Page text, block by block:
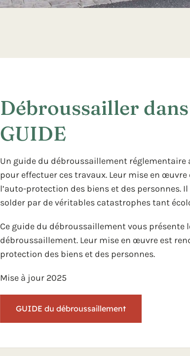
Débroussailler
GUIDE
Un guide du débroussaillement réglementaire
pour effectuer ces travaux. Leur mise en
l’auto-protection des biens et des personnes.
solder par de véritables catastrophes tant
Ce guide du débroussaillement vous présente
débroussaillement. Leur mise en œuvre est
protection des biens et des personnes.
Mise à jour 2025
GUIDE du débroussaillement